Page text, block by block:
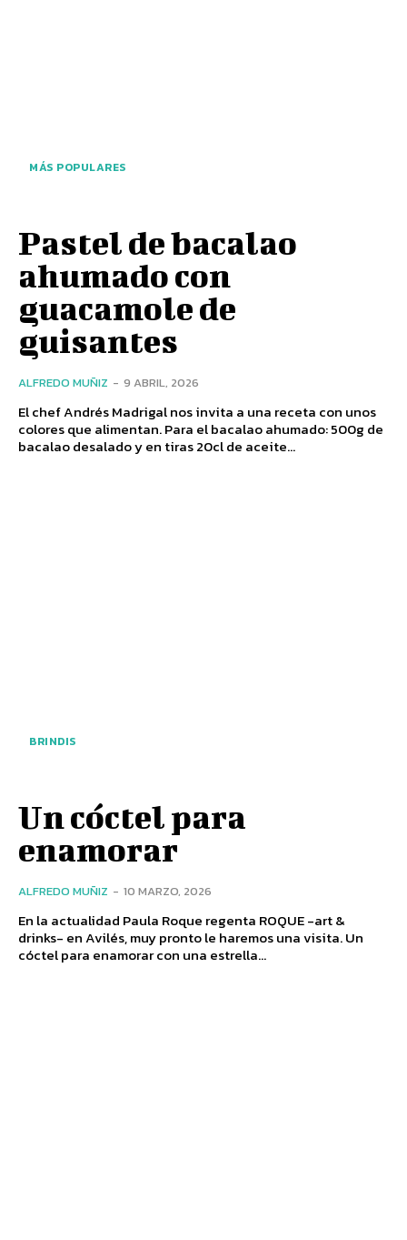
MÁS POPULARES
Pastel de bacalao
ahumado con
guacamole de
guisantes
ALFREDO MUÑIZ - 9 ABRIL, 2026
El chef Andrés Madrigal nos invita a una receta con unos
colores que alimentan. Para el bacalao ahumado: 500g de
bacalao desalado y en tiras 20cl de aceite...
BRINDIS
Un cóctel para
enamorar
ALFREDO MUÑIZ - 10 MARZO, 2026
En la actualidad Paula Roque regenta ROQUE -art &
drinks- en Avilés, muy pronto le haremos una visita. Un
cóctel para enamorar con una estrella...